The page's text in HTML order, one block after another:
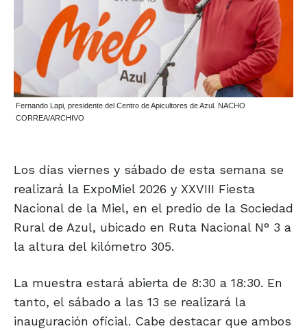
Fernando Lapi, presidente del Centro de Apicultores de Azul. NACHO
CORREA/ARCHIVO
Los días viernes y sábado de esta semana se
realizará la ExpoMiel 2026 y XXVIII Fiesta
Nacional de la Miel, en el predio de la Sociedad
Rural de Azul, ubicado en Ruta Nacional N° 3 a
la altura del kilómetro 305.
La muestra estará abierta de 8:30 a 18:30. En
tanto, el sábado a las 13 se realizará la
inauguración oficial. Cabe destacar que ambos